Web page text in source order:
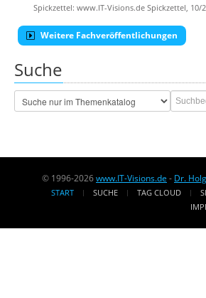
Spickzettel: www.IT-Visions.de Spickzettel, 10/
Weitere Fachveröffentlichungen
Suche
© 1996-2026www.IT-Visions.de - Dr.
START SUCHE TAG CLOUD